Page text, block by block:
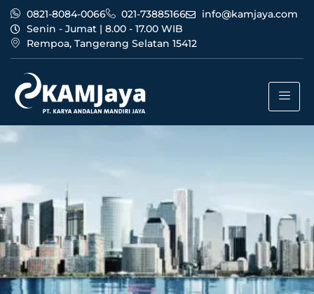
0821-8084-0066 021-73885166
info@kamjaya.com
Senin - Jumat | 8.00 - 17.00 WIB
Rempoa, Tangerang Selatan 15412
About Us